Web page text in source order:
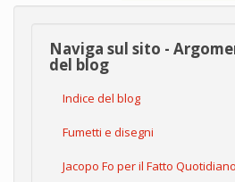
Naviga sul sito -
del blog
Indice del blog
Fumetti e disegni
Jacopo Fo per il Fatto Quotidiano